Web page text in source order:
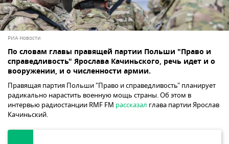
РИА Новости
По словам главы правящей партии Польши "Право и
справедливость" Ярослава Качиньского, речь идет и о
вооружении, и о численности армии.
Правящая партия Польши "Право и справедливость" планирует
радикально нарастить военную мощь страны. Об этом в
интервью радиостанции RMF FM рассказал глава партии Ярослав
Качиньский.